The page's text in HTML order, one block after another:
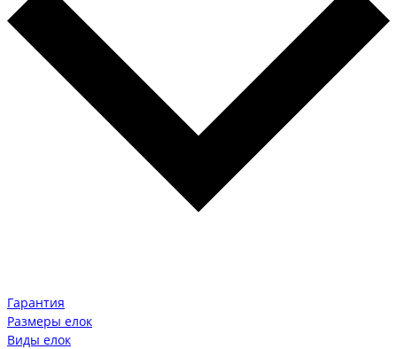
Гарантия
Размеры елок
Виды елок